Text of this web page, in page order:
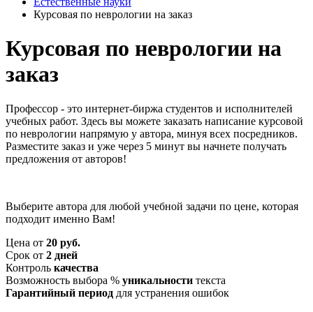
Курсовая по неврологии на заказ
Курсовая по неврологии на
заказ
Профессор - это интернет-биржа студентов и исполнителей
учебных работ. Здесь вы можете заказать написание курсовой
по неврологии напрямую у автора, минуя всех посредников.
Разместите заказ и уже через 5 минут вы начнете получать
предложения от авторов!
Выберите автора для любой учебной задачи по цене, которая
подходит именно Вам!
Цена от 20 руб.
Срок от 2 дней
Контроль качества
Возможность выбора % уникальности текста
Гарантийный период для устранения ошибок